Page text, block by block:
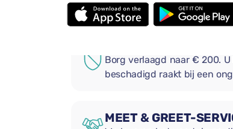
Voeg handige extra's
AANVULLENDE
Borg verlaagd naar € 200.
beschadigd raakt bij een
MEET & GREET-